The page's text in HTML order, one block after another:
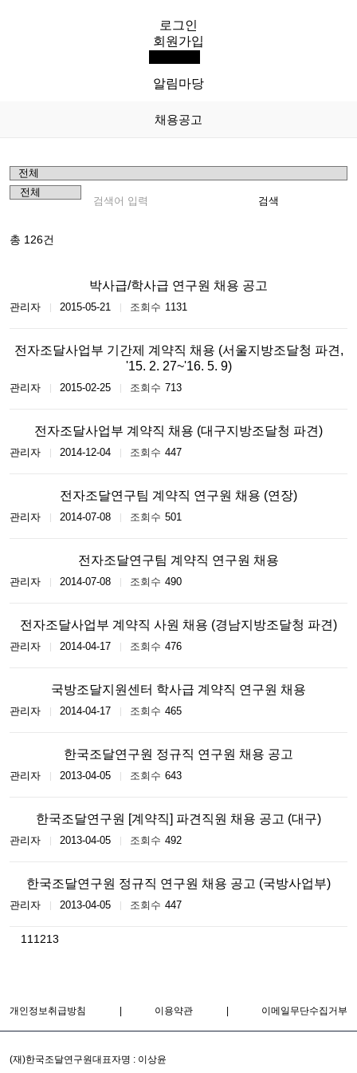
KIP
한국조달연구원
로그인
회원가입
알림마당
채용공고
검색
총 126건
박사급/학사급 연구원 채용 공고
관리자 2015-05-21 1131
전자조달사업부 기간제 계약직 채용 (서울지방조달청 파견,
'15. 2. 27~'16. 5. 9)
관리자 2015-02-25 713
전자조달사업부 계약직 채용 (대구지방조달청 파견)
관리자 2014-12-04 447
전자조달연구팀 계약직 연구원 채용 (연장)
관리자 2014-07-08 501
전자조달연구팀 계약직 연구원 채용
관리자 2014-07-08 490
전자조달사업부 계약직 사원 채용 (경남지방조달청 파견)
관리자 2014-04-17 476
국방조달지원센터 학사급 계약직 연구원 채용
관리자 2014-04-17 465
한국조달연구원 정규직 연구원 채용 공고
관리자 2013-04-05 643
한국조달연구원 [계약직] 파견직원 채용 공고 (대구)
관리자 2013-04-05 492
한국조달연구원 정규직 연구원 채용 공고 (국방사업부)
관리자 2013-04-05 447
처음페이지로
이전페이지로
11 1213
개인정보취급방침 | 이용약관 | 이메일무단수집거부
(재)한국조달연구원대표자명 : 이상윤